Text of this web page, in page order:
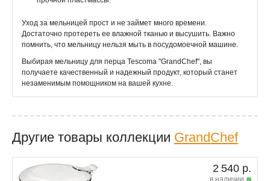
Уход за мельницей прост и не займет много времени.
Достаточно протереть ее влажной тканью и высушить. Важно
помнить, что мельницу нельзя мыть в посудомоечной машине.
Выбирая мельницу для перца Tescoma "GrandChef", вы
получаете качественный и надежный продукт, который станет
незаменимым помощником на вашей кухне.
Другие товары коллекции GrandChef
2 540 р.
в наличии